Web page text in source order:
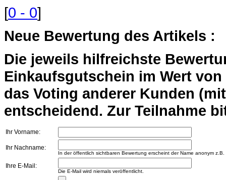
[0 - 0]
Neue Bewertung des Artikels :
Die jeweils hilfreichste
Einkaufsgutschein im Wert
das Voting anderer Kunden
entscheidend. Zur Teilnahme
Ihr Vorname:
Ihr Nachname:
In der öffentlich sichtbaren Bewertung erscheint der Name anonym
Ihre E-Mail:
Die E-Mail wird niemals veröffentlicht.